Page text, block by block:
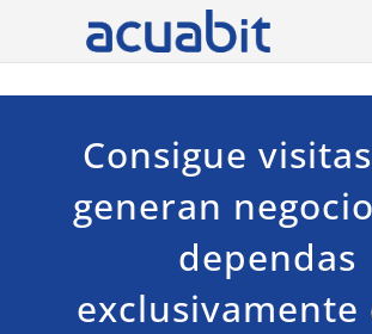
Consigue
generan
dependas
exclusivamente